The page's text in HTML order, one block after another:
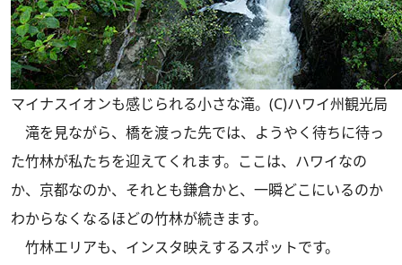
マイナスイオンも感じられる小さな滝。(C)ハワイ州観光局
滝を見ながら、橋を渡った先では、ようやく待ちに待っ
た竹林が私たちを迎えてくれます。ここは、ハワイなの
か、京都なのか、それとも鎌倉かと、一瞬どこにいるのか
わからなくなるほどの竹林が続きます。
竹林エリアも、インスタ映えするスポットです。